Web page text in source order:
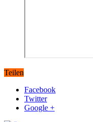
Teilen
Facebook
Twitter
Google +